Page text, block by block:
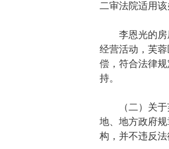
二审法院适用
李恩光的房屋
经营活动，芙
偿，符合法律
持。
（二）关于芙
地、地方政府
构，并不违反